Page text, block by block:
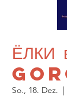
ЁЛКИ
So., 18. Dez.
  |